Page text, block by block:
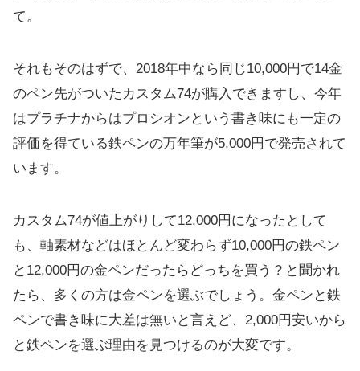
て。
それもそのはずで、2018年中なら同じ10,000円で14金
のペン先がついたカスタム74が購入できますし、今年
はプラチナからはプロシオンという書き味にも一定の
評価を得ている鉄ペンの万年筆が5,000円で発売されて
います。
カスタム74が値上がりして12,000円になったとして
も、軸素材などはほとんど変わらず10,000円の鉄ペン
と12,000円の金ペンだったらどっちを買う？と聞かれ
たら、多くの方は金ペンを選ぶでしょう。金ペンと鉄
ペンで書き味に大差は無いと言えど、2,000円安いから
と鉄ペンを選ぶ理由を見つけるのが大変です。